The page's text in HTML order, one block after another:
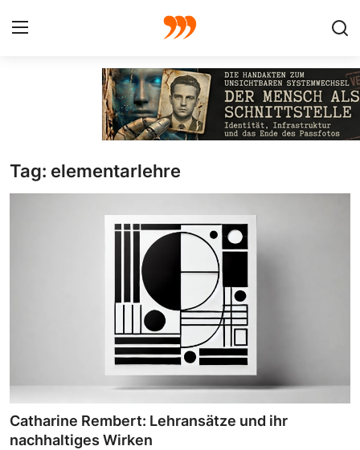
Galerie
Tag: elementarlehre
Catharine Rembert: Lehransätze und ihr
nachhaltiges Wirken